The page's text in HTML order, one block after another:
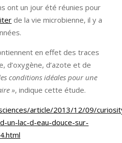
ont un jour été réunies pour
de la vie microbienne, il y a
en effet des traces
d’oxygène, d’azote et de
conditions idéales pour une
», indique cette étude.
article/2013/12/09/
un-lac-d-eau-douce-sur-